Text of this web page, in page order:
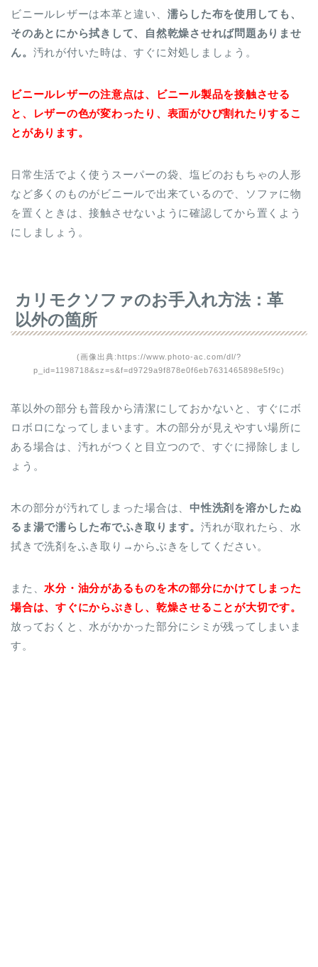
ビニールレザーは本革と違い、 濡らした布を使用しても、
そのあとにから拭きして、自然乾燥させれば問題ありませ
ん。 汚れが付いた時は、すぐに対処しましょう。
ビニールレザーの注意点は、ビニール製品を接触させる
と、レザーの色が変わったり、表面がひび割れたりするこ
とがあります。
日常生活でよく使うスーパーの袋、塩ビのおもちゃの人形
など多くのものがビニールで出来ているので、ソファに物
を置くときは、接触させないように確認してから置くよう
にしましょう。
カリモクソファのお手入れ方法：革
以外の箇所
(画像出典:https://www.photo-ac.com/dl/?
p_id=1198718&sz=s&f=d9729a9f878e0f6eb7631465898e5f9c)
革以外の部分も普段から清潔にしておかないと、すぐにボ
ロボロになってしまいます。木の部分が見えやすい場所に
ある場合は、汚れがつくと目立つので、すぐに掃除しまし
ょう。
木の部分が汚れてしまった場合は、中性洗剤を溶かしたぬ
るま湯で濡らした布でふき取ります。 汚れが取れたら、水
拭きで洗剤をふき取り→からぶきをしてください。
また、水分・油分があるものを木の部分にかけてしまった
場合は、すぐにからぶきし、乾燥させることが大切です。
放っておくと、水がかかった部分にシミが残ってしまいま
す。